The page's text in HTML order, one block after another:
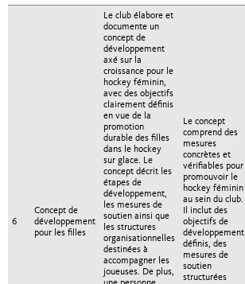
6
Concept de
développement
pour les filles
Le club élabore et
documente un
concept de
développement
axé sur la
croissance pour le
hockey féminin,
avec des objectifs
clairement définis
en vue de la
promotion
durable des filles
dans le hockey
sur glace. Le
concept décrit les
étapes de
développement,
les mesures de
soutien ainsi que
les structures
organisationnelles
destinées à
accompagner les
joueuses. De plus,
Le concept
comprend des
mesures
concrètes et
vérifiables pour
promouvoir le
hockey féminin
au sein du club.
Il inclut des
objectifs de
développement
définis, des
mesures de
soutien
structurées